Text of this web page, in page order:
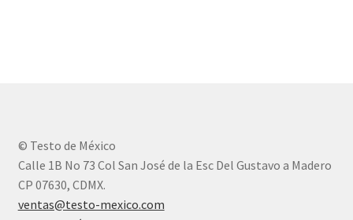
© Testo de México
Calle 1B No 73 Col San José de la Esc Del Gustavo a Madero
CP 07630, CDMX.
ventas@testo-mexico.com